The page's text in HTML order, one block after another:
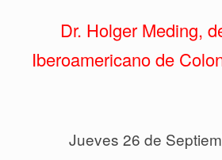
Dr. Holger Meding,
Iberoamericano de
Jueves 26 de